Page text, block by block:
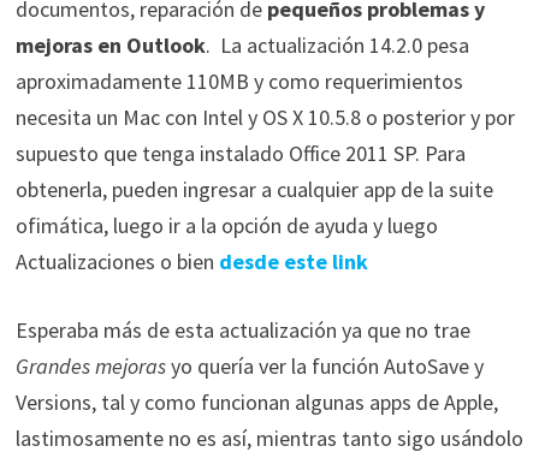
documentos, reparación de pequeños problemas y
mejoras en Outlook. La actualización 14.2.0 pesa
aproximadamente 110MB y como requerimientos
necesita un Mac con Intel y OS X 10.5.8 o posterior y por
supuesto que tenga instalado Office 2011 SP. Para
obtenerla, pueden ingresar a cualquier app de la suite
ofimática, luego ir a la opción de ayuda y luego
Actualizaciones o bien desde este link
Esperaba más de esta actualización ya que no trae
Grandes mejorasyo quería ver la función AutoSave y
Versions, tal y como funcionan algunas apps de Apple,
lastimosamente no es así, mientras tanto sigo usándolo